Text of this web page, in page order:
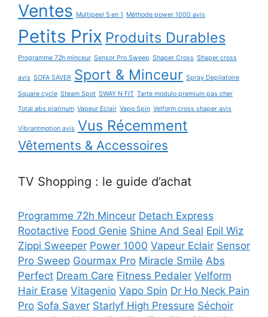
Ventes Multipeel 5 en 1 Méthode power 1000 avis
Petits Prix Produits Durables
Programme 72h minceur Sensor Pro Sweep Shaper Cross Shaper cross
avis SOFA SAVER Sport & Minceur Spray Depilatoire
Square cycle Steam Spot SWAY N FIT Tarte modulo premium pas cher
Total abs platinum Vapeur Eclair Vapo Spin Velform cross shaper avis
Vibrantmotion avis Vus Récemment
Vêtements & Accessoires
TV Shopping : le guide d’achat
Programme 72h Minceur Detach Express
Rootactive Food Genie Shine And Seal Epil Wiz
Zippi Sweeper Power 1000 Vapeur Eclair Sensor
Pro Sweep Gourmax Pro Miracle Smile Abs
Perfect Dream Care Fitness Pedaler Velform
Hair Erase Vitagenio Vapo Spin Dr Ho Neck Pain
Pro Sofa Saver Starlyf High Pressure Séchoir